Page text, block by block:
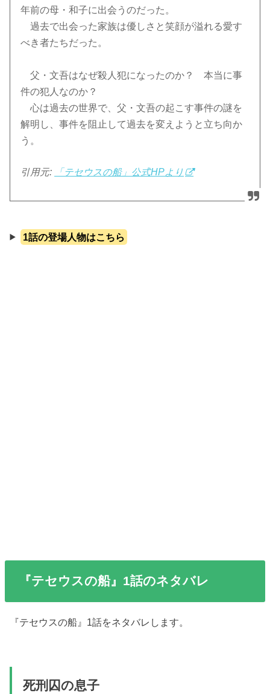
年前の母・和子に出会うのだった。
過去で出会った家族は優しさと笑顔が溢れる愛す
べき者たちだった。
父・文吾はなぜ殺人犯になったのか？ 本当に事
件の犯人なのか？
心は過去の世界で、父・文吾の起こす事件の謎を
解明し、事件を阻止して過去を変えようと立ち向か
う。
引用元: 「テセウスの船」公式HPより
1話の登場人物はこちら
『テセウスの船』1話のネタバレ
『テセウスの船』1話をネタバレします。
死刑囚の息子